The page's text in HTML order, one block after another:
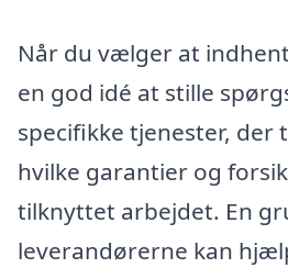
Når du vælger at
en god idé at stille
specifikke tjenester, der
hvilke garantier og
tilknyttet arbejdet. En
leverandørerne kan